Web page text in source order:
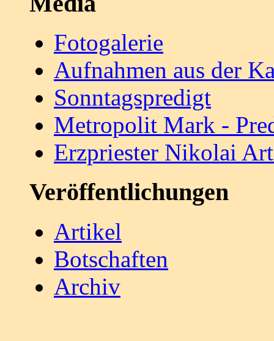
Fotogalerie
Aufnahmen aus der
Sonntagspredigt
Metropolit Mark -
Erzpriester Nikolai
Veröffentlichungen
Artikel
Botschaften
Archiv